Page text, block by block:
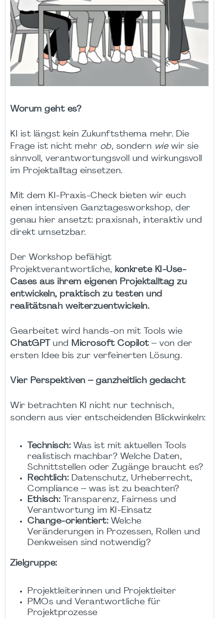
Worum geht es?
KI ist längst kein Zukunftsthema mehr. Die
Frage ist nicht mehr ob, sondern wiewir sie
sinnvoll, verantwortungsvoll und wirkungsvoll
im Projektalltag einsetzen.
Mit dem KI-Praxis-Check bieten wir euch
einen intensiven Ganztagesworkshop, der
genau hier ansetzt: praxisnah, interaktiv und
direkt umsetzbar.
Der Workshop befähigt
Projektverantwortliche, konkrete KI-Use-
Cases aus ihrem eigenen Projektalltag zu
entwickeln, praktisch zu testen und
realitätsnah weiterzuentwickeln.
Gearbeitet wird hands-on mit Tools wie
ChatGPT
und Microsoft Copilot– von der
ersten Idee bis zur verfeinerten Lösung.
Vier Perspektiven – ganzheitlich gedacht
Wir betrachten KI nicht nur technisch,
sondern aus vier entscheidenden Blickwinkeln:
Technisch:Was ist mit aktuellen Tools
realistisch machbar? Welche Daten,
Schnittstellen oder Zugänge braucht es?
Rechtlich:Datenschutz, Urheberrecht,
Compliance – was ist zu beachten?
Ethisch:Transparenz, Fairness und
Verantwortung im KI-Einsatz
Change-orientiert:Welche
Veränderungen in Prozessen, Rollen und
Denkweisen sind notwendig?
Zielgruppe:
Projektleiterinnen und Projektleiter
PMOs und Verantwortliche für
Projektprozesse